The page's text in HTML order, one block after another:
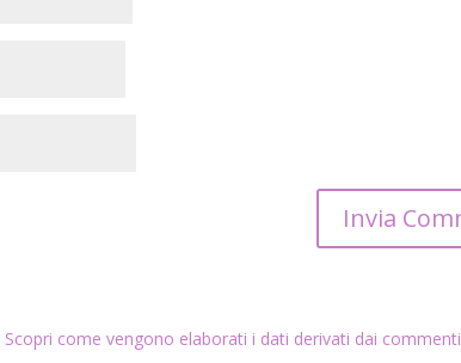
Scopri come vengono elaborati i dati derivati dai commenti